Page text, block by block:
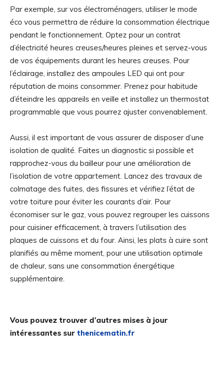
Par exemple, sur vos électroménagers, utiliser le mode
éco vous permettra de réduire la consommation électrique
pendant le fonctionnement. Optez pour un contrat
d’électricité heures creuses/heures pleines et servez-vous
de vos équipements durant les heures creuses. Pour
l’éclairage, installez des ampoules LED qui ont pour
réputation de moins consommer. Prenez pour habitude
d’éteindre les appareils en veille et installez un thermostat
programmable que vous pourrez ajuster convenablement.
Aussi, il est important de vous assurer de disposer d’une
isolation de qualité. Faites un diagnostic si possible et
rapprochez-vous du bailleur pour une amélioration de
l’isolation de votre appartement. Lancez des travaux de
colmatage des fuites, des fissures et vérifiez l’état de
votre toiture pour éviter les courants d’air. Pour
économiser sur le gaz, vous pouvez regrouper les cuissons
pour cuisiner efficacement, à travers l’utilisation des
plaques de cuissons et du four. Ainsi, les plats à cuire sont
planifiés au même moment, pour une utilisation optimale
de chaleur, sans une consommation énergétique
supplémentaire.
Vous pouvez trouver d’autres mises à jour
intéressantes sur thenicematin.fr